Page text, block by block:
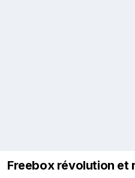
Freebox révolution et